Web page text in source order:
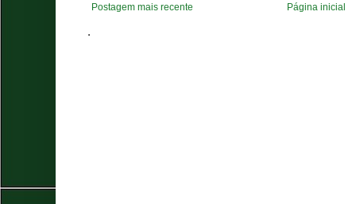
Postagem mais recente Página inicial
.